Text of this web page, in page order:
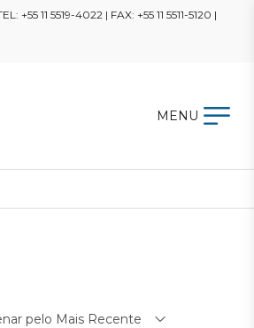
+55 11 5519-4022 | FAX: +55 11 5511-5120 |
MENU
pelo Mais Recente